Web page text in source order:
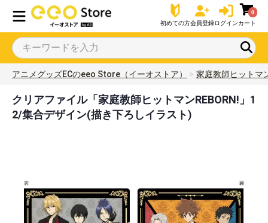
初めての方会員登録ログイン
0
カート
アニメグッズECのeeo Store（イーオストア） 家庭教師ヒットマ
クリアファイル「家庭教師ヒットマンREBORN!」1
2/集合デザイン(描き下ろしイラスト)